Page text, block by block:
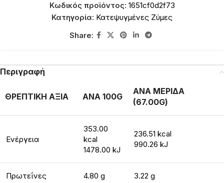
Κωδικός προϊόντος: 1651cf0d2f73
Κατηγορία: Κατεψυγμένες Ζύμες
Share:
Περιγραφή
ΘΡΕΠΤΙΚΗ ΑΞΙΑ ΑΝΑ 100G
ΑΝΑ ΜΕΡΙΔΑ
(67.00G)
Ενέργεια
353.00
kcal
1478.00 kJ
236.51 kcal
990.26 kJ
Πρωτεΐνες 4.80 g 3.22 g